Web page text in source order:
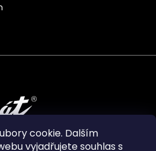
cookie. Dalším
vyjadřujete souhlas s